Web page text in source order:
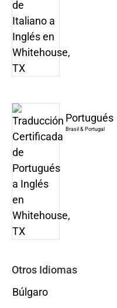
Portugués
Brasil & Portugal
Otros Idiomas
Búlgaro